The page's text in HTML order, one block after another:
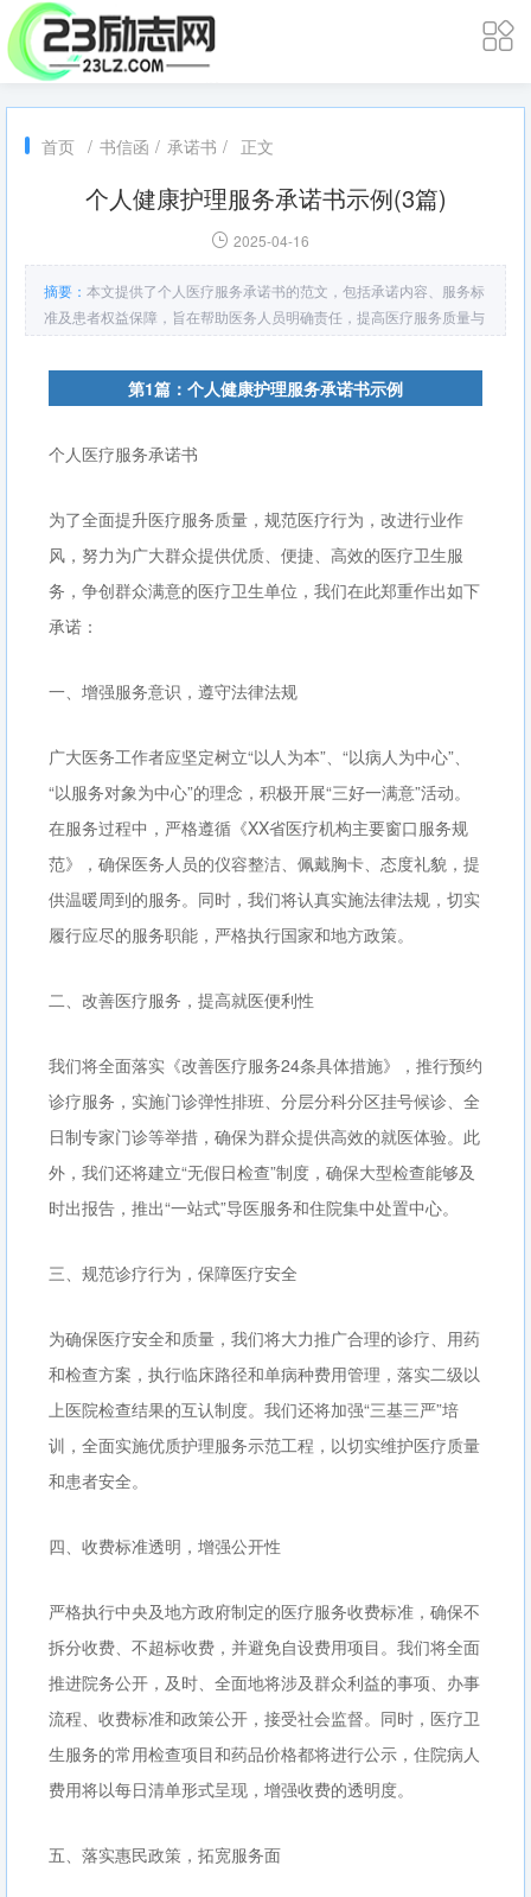
首页 / 书信函 / 承诺书 / 正文
个人健康护理服务承诺书示例(3篇)
2025-04-16
摘要： 本文提供了个人医疗服务承诺书的范文，包括承诺内容、服务标
准及患者权益保障，旨在帮助医务人员明确责任，提高医疗服务质量与
患者满意度。
第1篇：个人健康护理服务承诺书示例
个人医疗服务承诺书
为了全面提升医疗服务质量，规范医疗行为，改进行业作
风，努力为广大群众提供优质、便捷、高效的医疗卫生服
务，争创群众满意的医疗卫生单位，我们在此郑重作出如下
承诺：
一、增强服务意识，遵守法律法规
广大医务工作者应坚定树立“以人为本”、“以病人为中心”、
“以服务对象为中心”的理念，积极开展“三好一满意”活动。
在服务过程中，严格遵循《XX省医疗机构主要窗口服务规
范》，确保医务人员的仪容整洁、佩戴胸卡、态度礼貌，提
供温暖周到的服务。同时，我们将认真实施法律法规，切实
履行应尽的服务职能，严格执行国家和地方政策。
二、改善医疗服务，提高就医便利性
我们将全面落实《改善医疗服务24条具体措施》，推行预约
诊疗服务，实施门诊弹性排班、分层分科分区挂号候诊、全
日制专家门诊等举措，确保为群众提供高效的就医体验。此
外，我们还将建立“无假日检查”制度，确保大型检查能够及
时出报告，推出“一站式”导医服务和住院集中处置中心。
三、规范诊疗行为，保障医疗安全
为确保医疗安全和质量，我们将大力推广合理的诊疗、用药
和检查方案，执行临床路径和单病种费用管理，落实二级以
上医院检查结果的互认制度。我们还将加强“三基三严”培
训，全面实施优质护理服务示范工程，以切实维护医疗质量
和患者安全。
四、收费标准透明，增强公开性
严格执行中央及地方政府制定的医疗服务收费标准，确保不
拆分收费、不超标收费，并避免自设费用项目。我们将全面
推进院务公开，及时、全面地将涉及群众利益的事项、办事
流程、收费标准和政策公开，接受社会监督。同时，医疗卫
生服务的常用检查项目和药品价格都将进行公示，住院病人
费用将以每日清单形式呈现，增强收费的透明度。
五、落实惠民政策，拓宽服务面